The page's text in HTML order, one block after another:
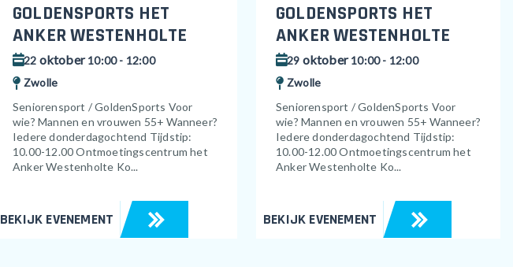
GOLDENSPORTS HET
ANKER WESTENHOLTE
22 oktober10:00 - 12:00
Zwolle
Seniorensport / GoldenSports Voor
wie? Mannen en vrouwen 55+ Wanneer?
Iedere donderdagochtend Tijdstip:
10.00-12.00 Ontmoetingscentrum het
Anker Westenholte Ko...
BEKIJK EVENEMENT
GOLDENSPORTS HET
ANKER WESTENHOLTE
29 oktober10:00 - 12:00
Zwolle
Seniorensport / GoldenSports Voor
wie? Mannen en vrouwen 55+ Wanneer?
Iedere donderdagochtend Tijdstip:
10.00-12.00 Ontmoetingscentrum het
Anker Westenholte Ko...
BEKIJK EVENEMENT